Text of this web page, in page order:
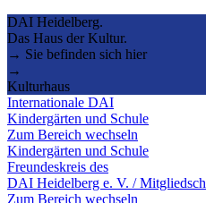
DAI Heidelberg.
Das Haus der Kultur.
→ Sie befinden sich hier
→
Kulturhaus
Internationale DAI
Kindergärten und Schule
Zum Bereich wechseln
Kindergärten und Schule
Freundeskreis des
DAI Heidelberg e. V. /
Zum Bereich wechseln